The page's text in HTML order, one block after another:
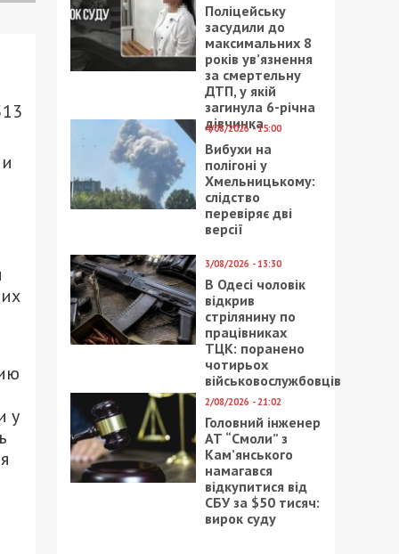
у
Поліцейську
засудили до
максимальних 8
років ув’язнення
за смертельну
ДТП, у якій
загинула 6-річна
дівчинка
4/08/2026 - 15:00
Вибухи на
полігоні у
Хмельницькому:
слідство
перевіряє дві
версії
3/08/2026 - 13:30
В Одесі чоловік
відкрив
стрілянину по
працівниках
ТЦК: поранено
чотирьох
військовослужбовців
2/08/2026 - 21:02
Головний інженер
АТ “Смоли” з
Кам’янського
намагався
відкупитися від
СБУ за $50 тисяч:
вирок суду